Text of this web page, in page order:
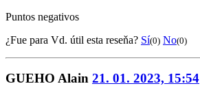
Puntos negativos
¿Fue para Vd. útil esta reseňa? Sí(0) No(0)
GUEHO Alain 21. 01. 2023, 15:54